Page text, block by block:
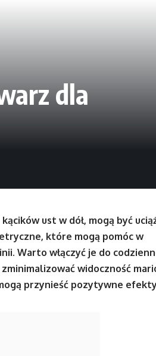
dla
ust w dół, mogą być
które mogą pomóc w
Warto włączyć je do
widoczność
przynieść pozytywne